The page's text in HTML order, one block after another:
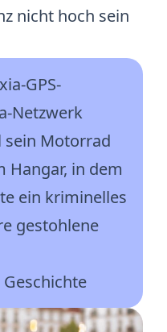
nicht hoch sein
GPS-
Netzwerk
sein Motorrad
Hangar, in dem
ein kriminelles
gestohlene